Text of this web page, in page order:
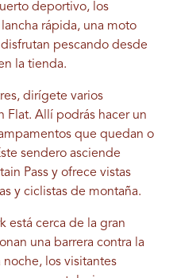
deportivo, los
rápida, una moto
pescando desde
la tienda.
dirígete varios
Flat. Allí podrás hacer un
que quedan o
sendero asciende
Pass y ofrece vistas
y ciclistas de montaña.
está cerca de la gran
una barrera contra la
los visitantes